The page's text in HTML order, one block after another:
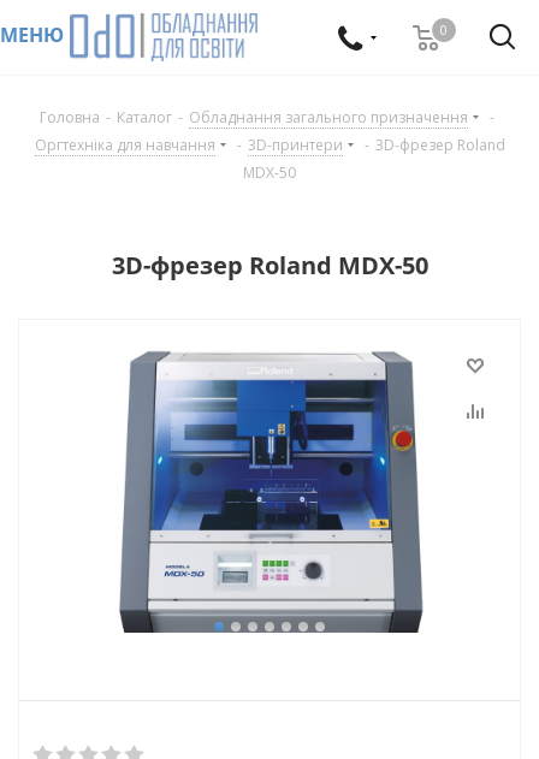
МЕНЮ 0
Головна - Каталог - Обладнання загального призначення
-
Оргтехніка для навчання
- 3D-принтери - 3D-фрезер Roland
MDX-50
3D-фрезер Roland MDX-50